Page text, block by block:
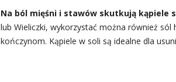
Na ból mięśni i stawów skutkują kąpiele
lub Wieliczki, wykorzystać można również sól
kończynom. Kąpiele w soli są idealne dla